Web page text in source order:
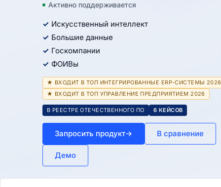
Активно поддерживается
Искусственный интеллект
Большие данные
Госкомпании
ФОИВы
★ ВХОДИТ В ТОП ИНТЕГРИРОВАННЫЕ ERP-СИСТЕМЫ 2026
★ ВХОДИТ В ТОП УПРАВЛЕНИЕ ПРЕДПРИЯТИЕМ 2026
В РЕЕСТРЕ ОТЕЧЕСТВЕННОГО ПО 6 КЕЙСОВ
Запросить продукт→ В сравнение
Демо